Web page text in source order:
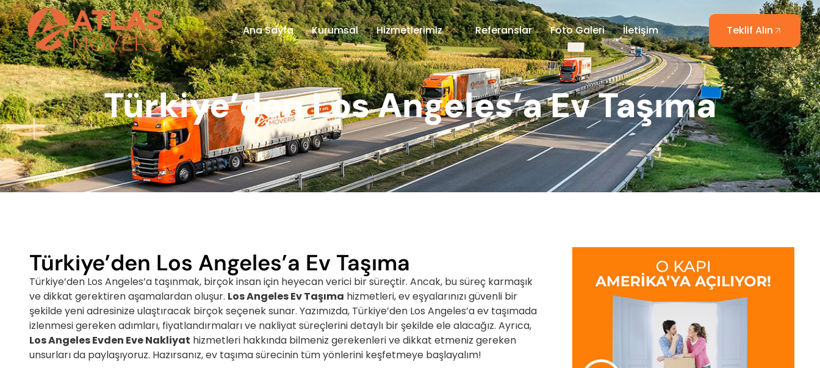
Ana Sayfa Kurumsal Hizmetlerimiz Referanslar Foto Galeri İletişim Teklif Alın
Türkiye’den Los Angeles’a Ev Taşıma
Türkiye’den Los Angeles’a Ev Taşıma
Türkiye’den Los Angeles’a taşınmak, birçok insan için heyecan verici bir süreçtir. Ancak, bu süreç karmaşık
ve dikkat gerektiren aşamalardan oluşur. Los Angeles Ev Taşıma hizmetleri, ev eşyalarınızı güvenli bir
şekilde yeni adresinize ulaştıracak birçok seçenek sunar. Yazımızda, Türkiye’den Los Angeles’a ev taşımada
izlenmesi gereken adımları, fiyatlandırmaları ve nakliyat süreçlerini detaylı bir şekilde ele alacağız. Ayrıca,
Los Angeles Evden Eve Nakliyat hizmetleri hakkında bilmeniz gerekenleri ve dikkat etmeniz gereken
unsurları da paylaşıyoruz. Hazırsanız, ev taşıma sürecinin tüm yönlerini keşfetmeye başlayalım!